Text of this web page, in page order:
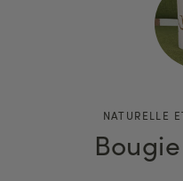
NATURELLE